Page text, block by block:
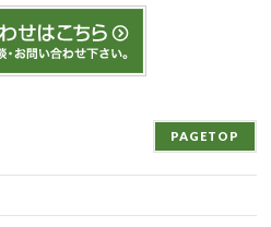
PAGETOP